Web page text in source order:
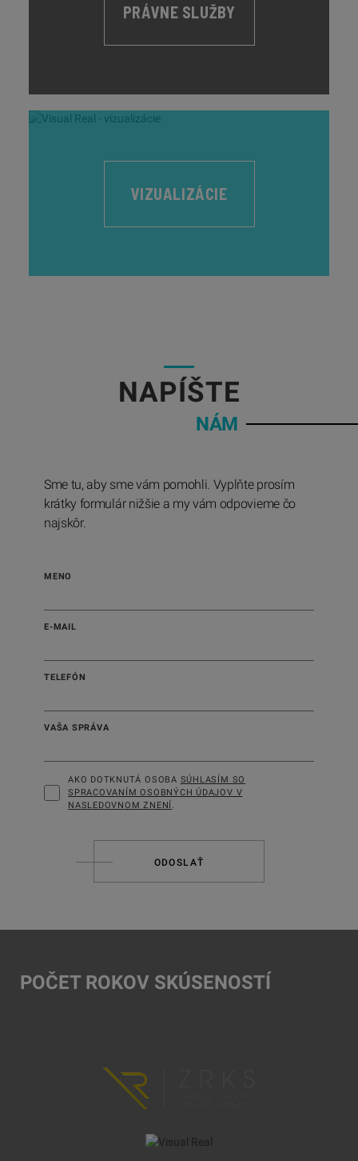
PRÁVNE SLUŽBY
VIZUALIZÁCIE
NAPÍŠTE
NÁM
Sme tu, aby sme vám pomohli. Vyplňte prosím
krátky formulár nižšie a my vám odpovieme čo
najskôr.
MENO
E-MAIL
TELEFÓN
VAŠA SPRÁVA
AKO DOTKNUTÁ OSOBA SÚHLASÍM SO
SPRACOVANÍM OSOBNÝCH ÚDAJOV V
NASLEDOVNOM ZNENÍ .
ODOSLAŤ
POČET ROKOV SKÚSENOSTÍ